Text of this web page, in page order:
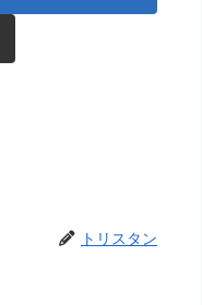
トリスタン